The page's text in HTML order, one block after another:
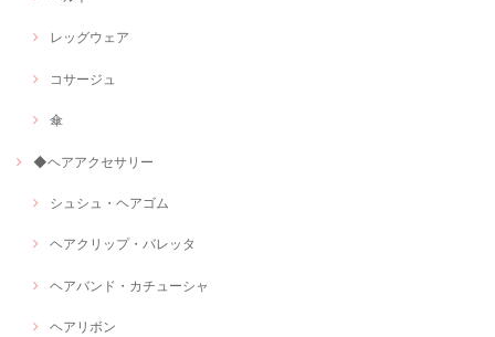
レッグウェア
コサージュ
傘
◆ヘアアクセサリー
シュシュ・ヘアゴム
ヘアクリップ・バレッタ
ヘアバンド・カチューシャ
ヘアリボン